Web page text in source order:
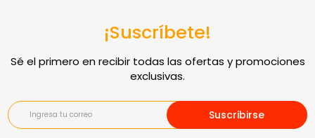
¡Suscríbete!
Suscribirse